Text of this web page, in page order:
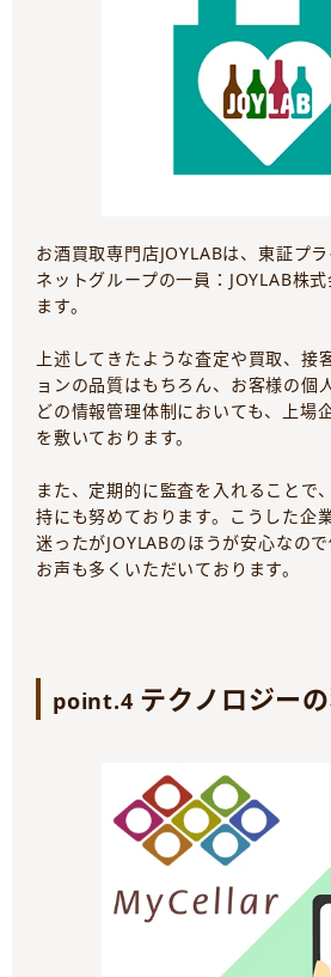
お酒買取専門店JOYLABは、東証プ
ネットグループの一員：JOYLAB株
ます。
上述してきたような査定や買取、接
ョンの品質はもちろん、お客様の個
どの情報管理体制においても、上場
を敷いております。
また、定期的に監査を入れることで
持にも努めております。こうした企
迷ったがJOYLABのほうが安心なの
お声も多くいただいております。
point.4 テクノロジー